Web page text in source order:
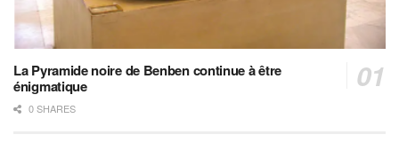
La Pyramide noire de Benben continue à être
énigmatique
0 SHARES